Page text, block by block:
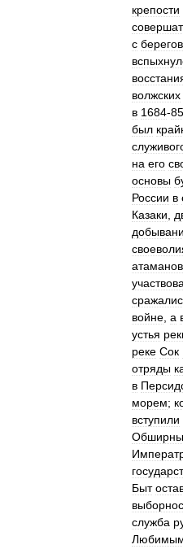
крепости
с берегов
волжских
в 1684-85
был
на его
основы
России в
Казаки
атаманов
войне а
устья
реке Сок
отряды
в
морем;
вступили
Быт
служба